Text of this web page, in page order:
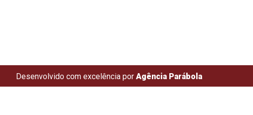
Desenvolvido com excelência por Agência Parábola